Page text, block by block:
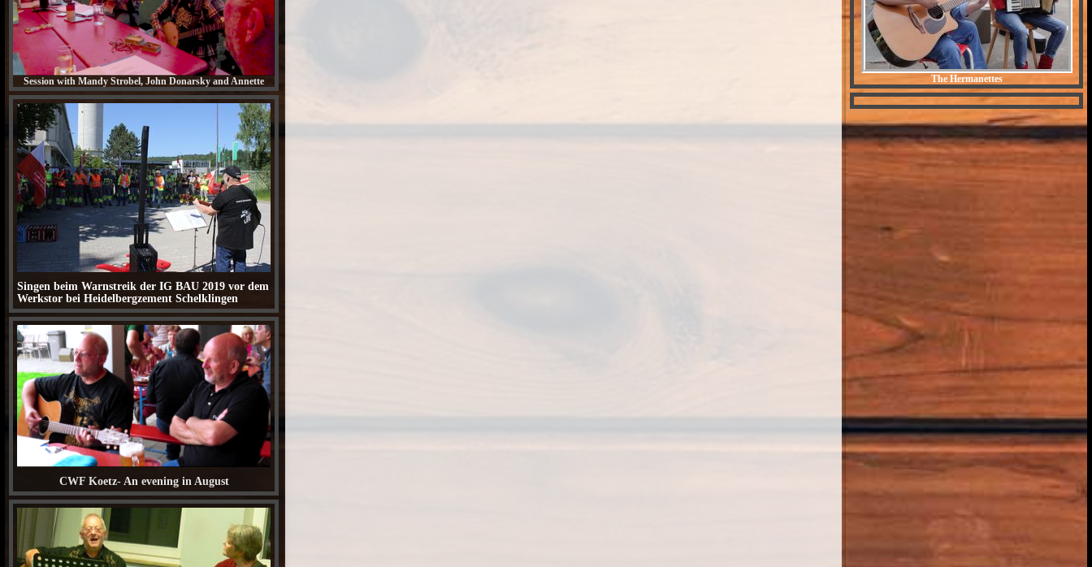
Session with Mandy Strobel, John Donarsky and Annette
Singen beim Warnstreik der IG BAU 2019 vor dem
Werkstor bei Heidelbergzement Schelklingen
CWF Koetz- An evening in August
The Hermanettes
Crazy Man Michael - Der
irre Michel